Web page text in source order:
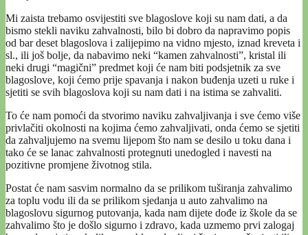
Mi zaista trebamo osvijestiti sve blagoslove koji su nam dati, a da
bismo stekli naviku zahvalnosti, bilo bi dobro da napravimo popis
od bar deset blagoslova i zalijepimo na vidno mjesto, iznad kreveta i
sl., ili još bolje, da nabavimo neki “kamen zahvalnosti”, kristal ili
neki drugi “magični” predmet koji će nam biti podsjetnik za sve
blagoslove, koji ćemo prije spavanja i nakon buđenja uzeti u ruke i
sjetiti se svih blagoslova koji su nam dati i na istima se zahvaliti.
To će nam pomoći da stvorimo naviku zahvaljivanja i sve ćemo više
privlačiti okolnosti na kojima ćemo zahvaljivati, onda ćemo se sjetiti
da zahvaljujemo na svemu lijepom što nam se desilo u toku dana i
tako će se lanac zahvalnosti protegnuti unedogled i navesti na
pozitivne promjene životnog stila.
Postat će nam sasvim normalno da se prilikom tuširanja zahvalimo
za toplu vodu ili da se prilikom sjedanja u auto zahvalimo na
blagoslovu sigurnog putovanja, kada nam dijete dođe iz škole da se
zahvalimo što je došlo sigurno i zdravo, kada uzmemo prvi zalogaj